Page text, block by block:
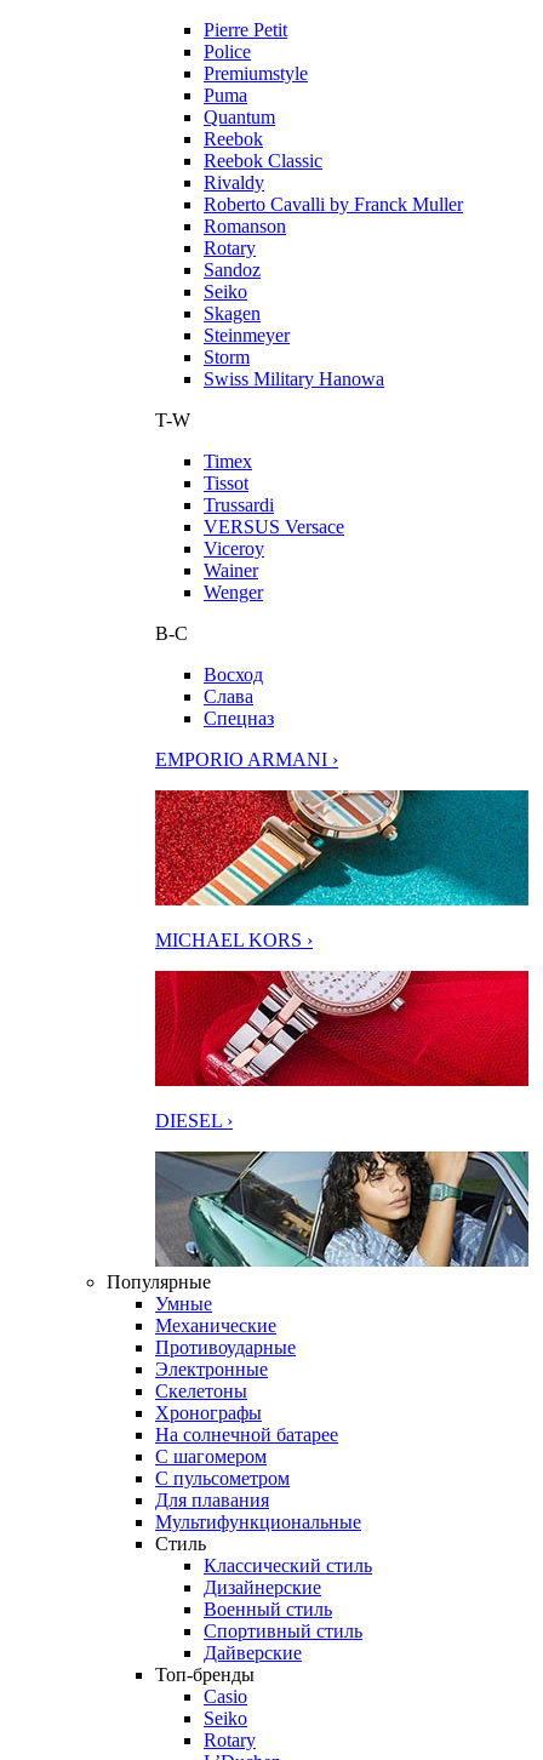
Pierre Petit
Police
Premiumstyle
Puma
Quantum
Reebok
Reebok Classic
Rivaldy
Roberto Cavalli by Franck Muller
Romanson
Rotary
Sandoz
Seiko
Skagen
Steinmeyer
Storm
Swiss Military Hanowa
T-W
Timex
Tissot
Trussardi
VERSUS Versace
Viceroy
Wainer
Wenger
В-С
Восход
Слава
Спецназ
EMPORIO ARMANI ›
MICHAEL KORS ›
DIESEL ›
Популярные
Умные
Механические
Противоударные
Электронные
Скелетоны
Хронографы
На солнечной батарее
С шагомером
С пульсометром
Для плавания
Мультифункциональные
Стиль
Классический стиль
Дизайнерские
Военный стиль
Спортивный стиль
Дайверские
Топ-бренды
Casio
Seiko
Rotary